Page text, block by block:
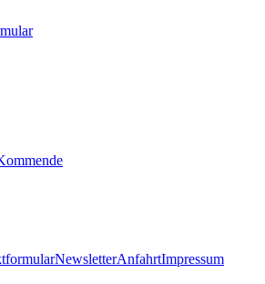
NewsletterAnfahrtImpressum